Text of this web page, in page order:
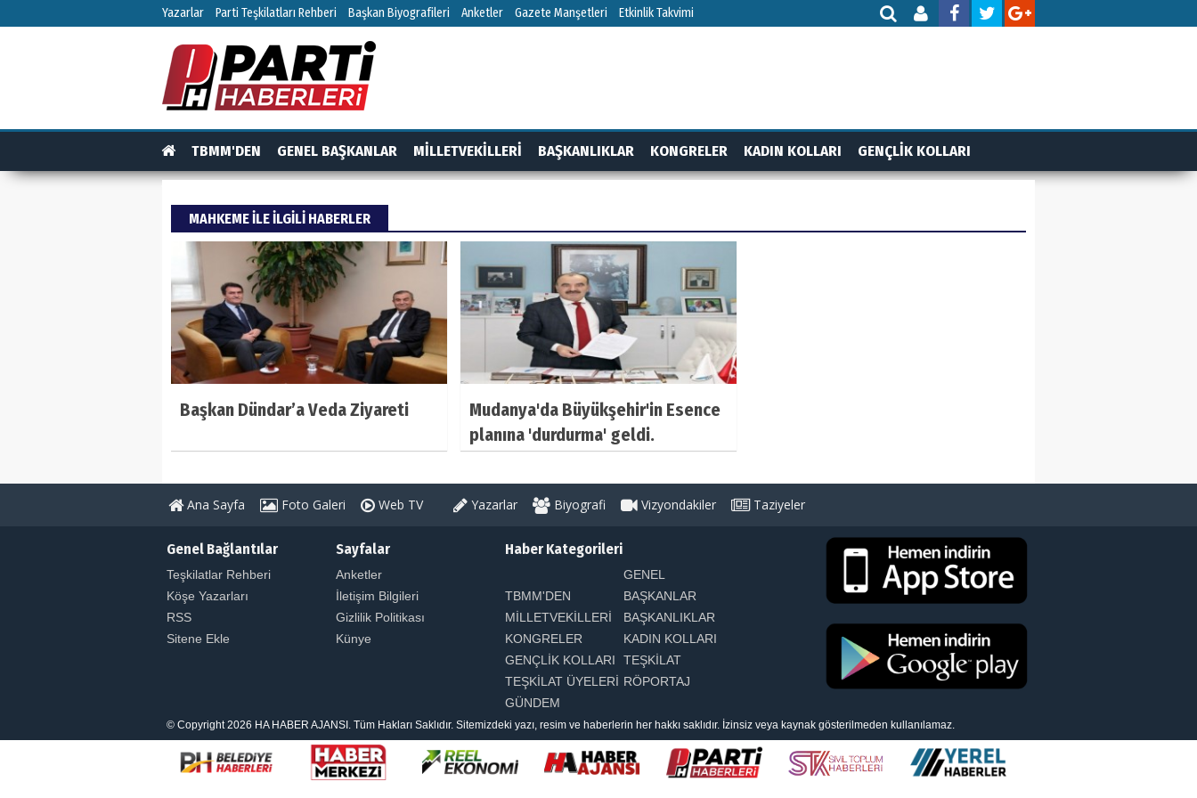
Yazarlar Parti Teşkilatları Rehberi Başkan Biyografileri Anketler Gazete Manşetleri Etkinlik Takvimi
TBMM'DEN GENEL BAŞKANLAR MİLLETVEKİLLERİ BAŞKANLIKLAR KONGRELER KADIN KOLLARI GENÇLİK KOLLARI
MAHKEME ILE ILGILI HABERLER
Başkan Dündar’a Veda Ziyareti
Mudanya'da Büyükşehir'in Esence
planına 'durdurma' geldi.
Ana Sayfa Foto Galeri Web TV Yazarlar Biyografi Vizyondakiler Taziyeler
Genel Bağlantılar
Teşkilatlar Rehberi
Köşe Yazarları
RSS
Sitene Ekle
Sayfalar
Anketler
İletişim Bilgileri
Gizlilik Politikası
Künye
Haber Kategorileri
TBMM'DEN
GENEL
BAŞKANLAR
MİLLETVEKİLLERİ
BAŞKANLIKLAR
KONGRELER
KADIN KOLLARI
GENÇLİK KOLLARI
TEŞKİLAT
TEŞKİLAT ÜYELERİ RÖPORTAJ
GÜNDEM
© Copyright 2026 HA HABER AJANSI. Tüm Hakları Saklıdır. Sitemizdeki yazı, resim ve haberlerin her hakkı saklıdır. İzinsiz veya kaynak gösterilmeden kullanılamaz.